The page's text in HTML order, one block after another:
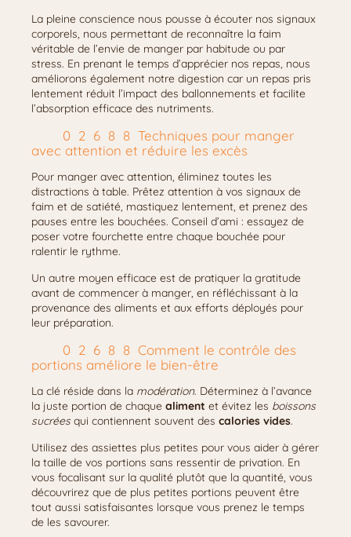
La pleine conscience nous pousse à écouter nos signaux
corporels, nous permettant de reconnaître la faim
véritable de l’envie de manger par habitude ou par
stress. En prenant le temps d’apprécier nos repas, nous
améliorons également notre digestion car un repas pris
lentement réduit l’impact des ballonnements et facilite
l’absorption efficace des nutriments.
Techniques pour manger
avec attention et réduire les excès
Pour manger avec attention, éliminez toutes les
distractions à table. Prêtez attention à vos signaux de
faim et de satiété, mastiquez lentement, et prenez des
pauses entre les bouchées. Conseil d’ami : essayez de
poser votre fourchette entre chaque bouchée pour
ralentir le rythme.
Un autre moyen efficace est de pratiquer la gratitude
avant de commencer à manger, en réfléchissant à la
provenance des aliments et aux efforts déployés pour
leur préparation.
Comment le contrôle des
portions améliore le bien-être
La clé réside dans la modération. Déterminez à l’avance
la juste portion de chaque aliment et évitez les boissons
sucréesqui contiennent souvent des calories vides.
Utilisez des assiettes plus petites pour vous aider à gérer
la taille de vos portions sans ressentir de privation. En
vous focalisant sur la qualité plutôt que la quantité, vous
découvrirez que de plus petites portions peuvent être
tout aussi satisfaisantes lorsque vous prenez le temps
de les savourer.